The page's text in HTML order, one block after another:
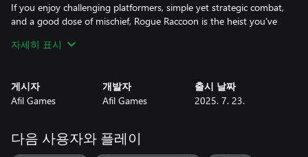
If you enjoy challenging platformers, simple yet strategic combat,
and a good dose of mischief, Rogue Raccoon is the heist you’ve
자세히 표시
게시자
Afil Games
개발자
Afil Games
출시 날짜
2025. 7. 23.
다음 사용자와 플레이